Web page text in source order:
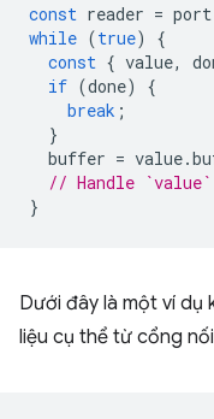
const reader = port
while (true)
{
const { value,
if (done)
{
break ;
}
buffer = value.
// Handle
}
Dưới đây là một ví
liệu cụ thể từ cổng